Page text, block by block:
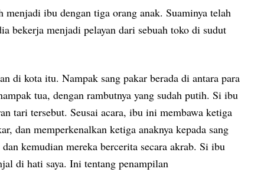
ibu dengan tiga orang anak. Suaminya telah
bekerja menjadi pelayan dari sebuah toko di sudut
di kota itu. Nampak sang pakar berada di antara para
tua, dengan rambutnya yang sudah putih. Si ibu
tari tersebut. Seusai acara, ibu ini membawa ketiga
dan memperkenalkan ketiga anaknya kepada sang
kemudian mereka bercerita secara akrab. Si ibu
di hati saya. Ini tentang penampilan